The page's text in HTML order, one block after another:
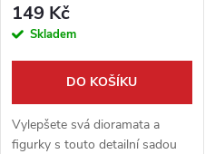
149 Kč
Skladem
DO KOŠÍKU
Vylepšete svá dioramata a
figurky s touto detailní sadou